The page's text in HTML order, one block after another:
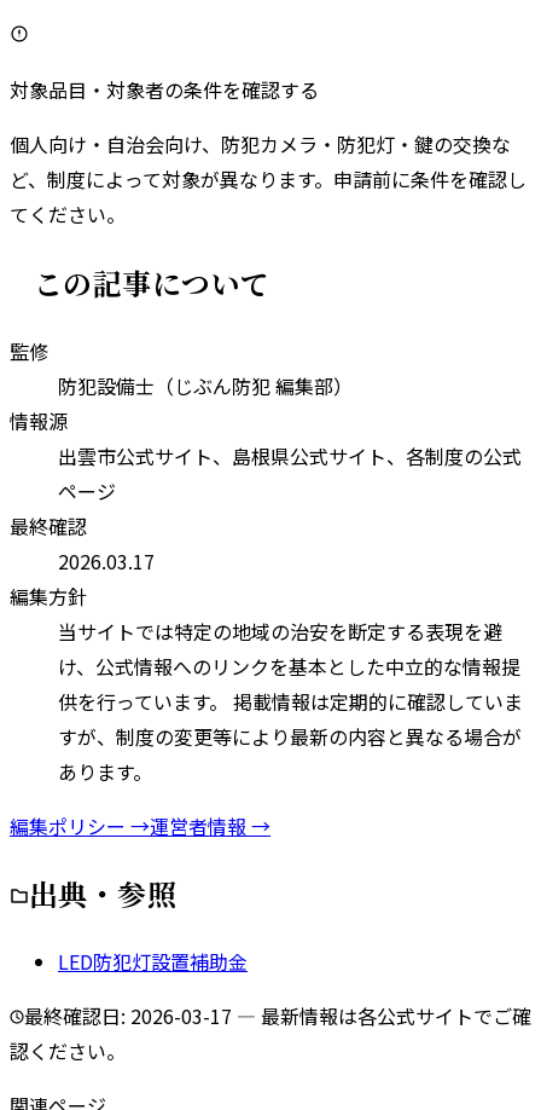
対象品目・対象者の条件を確認する
個人向け・自治会向け、防犯カメラ・防犯灯・鍵の交換な
ど、制度によって対象が異なります。申請前に条件を確認し
てください。
この記事について
監修
防犯設備士（じぶん防犯 編集部）
情報源
出雲市公式サイト、 島根県公式サイト、各制度の公式
ページ
最終確認
2026.03.17
編集方針
当サイトでは特定の地域の治安を断定する表現を避
け、公式情報へのリンクを基本とした中立的な情報提
供を行っています。 掲載情報は定期的に確認していま
すが、制度の変更等により最新の内容と異なる場合が
あります。
編集ポリシー →運営者情報 →
出典・参照
LED防犯灯設置補助金
最終確認日: 2026-03-17 — 最新情報は各公式サイトでご確
認ください。